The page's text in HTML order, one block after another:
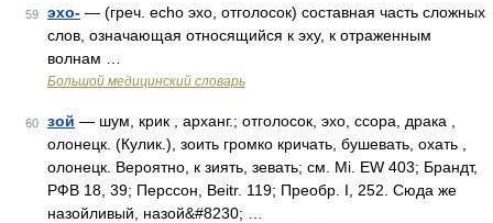
59 эхо- — (греч. echo эхо, отголосок) составная часть сложных
слов, означающая относящийся к эху, к отраженным
волнам …
Большой медицинский словарь
60 зой — шум, крик , арханг.; отголосок, эхо, ссора, драка ,
олонецк. (Кулик.), зоить громко кричать, бушевать, охать ,
олонецк. Вероятно, к зиять, зевать; см. Мi. ЕW 403; Брандт,
РФВ 18, 39; Перссон, Beitr. 119; Преобр. I, 252. Сюда же
назойливый, назой&#8230; …